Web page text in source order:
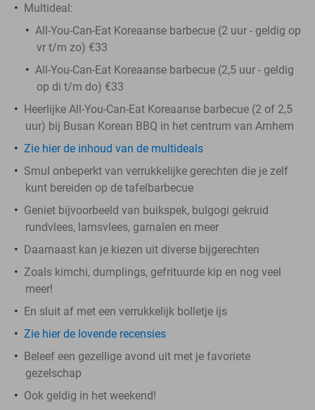
Multideal:
All-You-Can-Eat Koreaanse barbecue (2 uur - geldig op
vr t/m zo) €33
All-You-Can-Eat Koreaanse barbecue (2,5 uur - geldig
op di t/m do) €33
Heerlijke All-You-Can-Eat Koreaanse barbecue (2 of 2,5
uur) bij Busan Korean BBQ in het centrum van Arnhem
Zie hier de inhoud van de multideals
Smul onbeperkt van verrukkelijke gerechten die je zelf
kunt bereiden op de tafelbarbecue
Geniet bijvoorbeeld van buikspek, bulgogi gekruid
rundvlees, lamsvlees, garnalen en meer
Daarnaast kan je kiezen uit diverse bijgerechten
Zoals kimchi, dumplings, gefrituurde kip en nog veel
meer!
En sluit af met een verrukkelijk bolletje ijs
Zie hier de lovende recensies
Beleef een gezellige avond uit met je favoriete
gezelschap
Ook geldig in het weekend!